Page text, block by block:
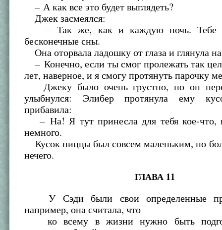
– А как все это будет выглядеть?
Джек засмеялся:
– Так же, как и каждую ночь. Тебе
бесконечные сны.
Она оторвала ладошку от глаза и глянула
– Конечно, если ты смог пролежать так
лет, наверное, и я смогу протянуть парочку
Джеку было очень грустно, но он
улыбнулся: Элибер протянула ему
прибавила:
– На! Я тут принесла для тебя кое-что,
немного.
Кусок пиццы был совсем маленьким, но
нечего.
ГЛАВА 11
У Сэди были свои определенные
например, она считала, что
ко всему в жизни нужно быть